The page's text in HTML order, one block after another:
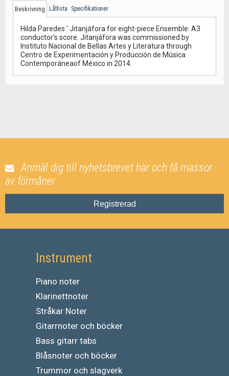
Beskrivning Låtlista Specifikationer
Hilda Paredes ' Jitanjáfora for eight-piece Ensemble. A3
conductor's score. Jitanjáfora was commissioned by
Instituto Nacional de Bellas Artes y Literatura through
Centro de Experimentación y Producción de Música
Contemporáneaof México in 2014.
Anmäl dig till nyhetsbrevet här och få massor
av förmåner
Registrerad
Instrument
Piano noter
Klarinettnoter
Stråkar Noter
Gitarrnoter och böcker
Bass gitarr tabs
Blåsnoter och böcker
Trummor och slagverk